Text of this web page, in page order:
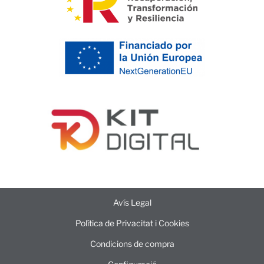
Avís Legal
Política de Privacitat i Cookies
Condicions de compra